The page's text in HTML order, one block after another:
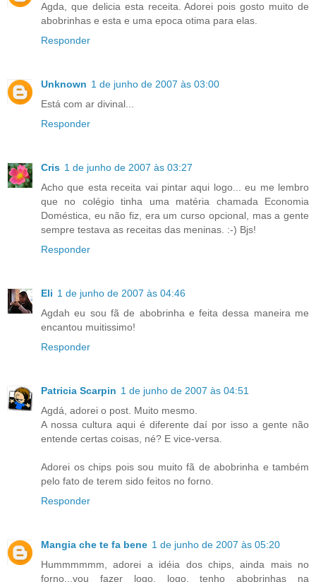
Agda, que delicia esta receita. Adorei pois gosto muito de
abobrinhas e esta e uma epoca otima para elas.
Responder
Unknown 1 de junho de 2007 às 03:00
Está com ar divinal...
Responder
Cris 1 de junho de 2007 às 03:27
Acho que esta receita vai pintar aqui logo... eu me lembro
que no colégio tinha uma matéria chamada Economia
Doméstica, eu não fiz, era um curso opcional, mas a gente
sempre testava as receitas das meninas. :-) Bjs!
Responder
Eli 1 de junho de 2007 às 04:46
Agdah eu sou fã de abobrinha e feita dessa maneira me
encantou muitissimo!
Responder
Patricia Scarpin 1 de junho de 2007 às 04:51
Agdá, adorei o post. Muito mesmo.
A nossa cultura aqui é diferente daí por isso a gente não
entende certas coisas, né? E vice-versa.
Adorei os chips pois sou muito fã de abobrinha e também
pelo fato de terem sido feitos no forno.
Responder
Mangia che te fa bene 1 de junho de 2007 às 05:20
Hummmmmm, adorei a idéia dos chips, ainda mais no
forno...vou fazer logo, logo, tenho abobrinhas na